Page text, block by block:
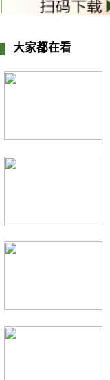
大家都在看